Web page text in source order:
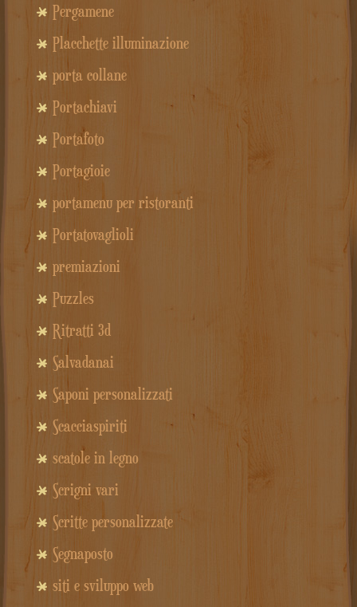
Pergamene
Placchette illuminazione
porta collane
Portachiavi
Portafoto
Portagioie
portamenu per ristoranti
Portatovaglioli
premiazioni
Puzzles
Ritratti 3d
Salvadanai
Saponi personalizzati
Scacciaspiriti
scatole in legno
Scrigni vari
Scritte personalizzate
Segnaposto
siti e sviluppo web